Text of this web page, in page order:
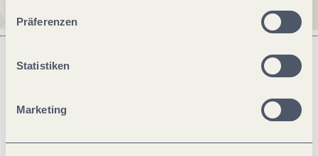
Präferenzen
Statistiken
Marketing